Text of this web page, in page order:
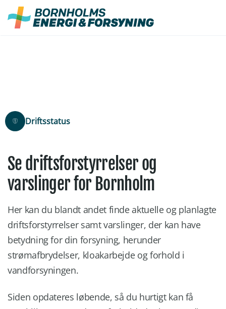
Fortsæt
indhold
Driftsstatus
Se driftsforstyrrelser og
varslinger for Bornholm
Her kan du blandt andet finde aktuelle og planlagte
driftsforstyrrelser samt varslinger, der kan have
betydning for din forsyning, herunder
strømafbrydelser, kloakarbejde og forhold i
vandforsyningen.
Siden opdateres løbende, så du hurtigt kan få